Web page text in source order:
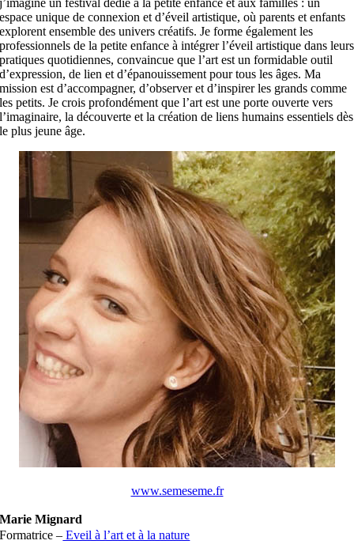
j’imagine un festival dédié à la petite enfance et aux familles : un
espace unique de connexion et d’éveil artistique, où parents et enfants
explorent ensemble des univers créatifs. Je forme également les
professionnels de la petite enfance à intégrer l’éveil artistique dans leurs
pratiques quotidiennes, convaincue que l’art est un formidable outil
d’expression, de lien et d’épanouissement pour tous les âges. Ma
mission est d’accompagner, d’observer et d’inspirer les grands comme
les petits. Je crois profondément que l’art est une porte ouverte vers
l’imaginaire, la découverte et la création de liens humains essentiels dès
le plus jeune âge.
www.semeseme.fr
Marie Mignard
Formatrice – Eveil à l’art et à la nature